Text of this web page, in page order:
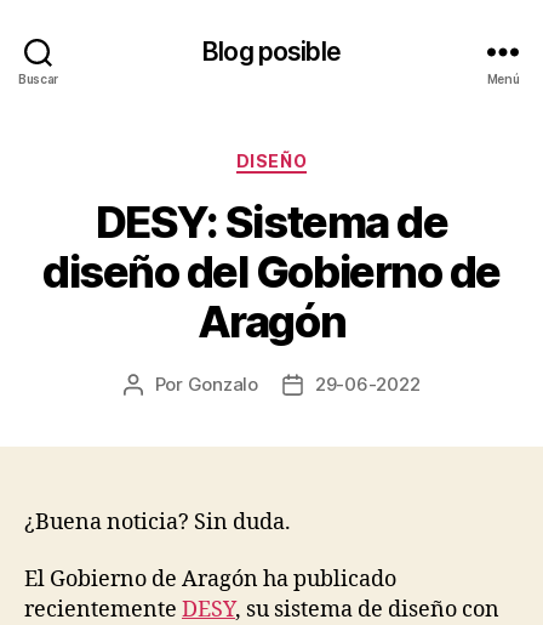
Buscar
Blog posible
Menú
Categorías
DISEÑO
DESY: Sistema de
diseño del Gobierno de
Aragón
Autor
Por Gonzalo
Fecha29-06-2022
¿Buena noticia? Sin duda.
El Gobierno de Aragón ha publicado
recientemente DESY, su sistema de diseño con